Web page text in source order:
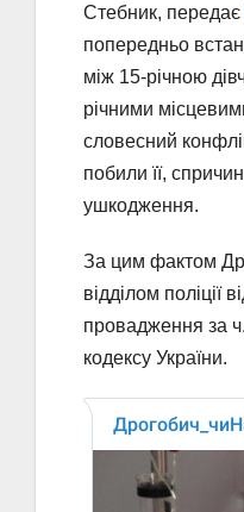
Стебник, передає
попередньо
між 15-річною
річними
словесний
побили її,
ушкодження.
За цим фактом
відділом поліції
провадження за
кодексу України.